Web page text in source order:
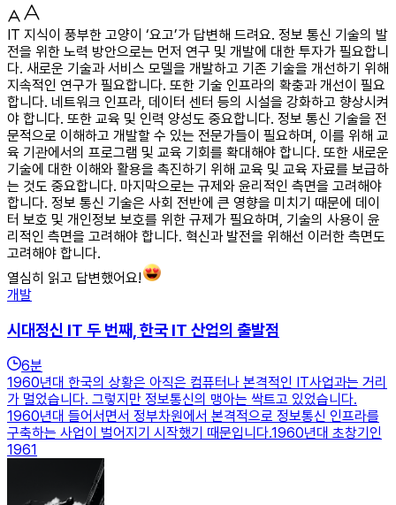
IT 지식이 풍부한 고양이 ‘요고’가 답변해 드려요. 정보 통신 기술의 발
전을 위한 노력 방안으로는 먼저 연구 및 개발에 대한 투자가 필요합니
다. 새로운 기술과 서비스 모델을 개발하고 기존 기술을 개선하기 위해
지속적인 연구가 필요합니다. 또한 기술 인프라의 확충과 개선이 필요
합니다. 네트워크 인프라, 데이터 센터 등의 시설을 강화하고 향상시켜
야 합니다. 또한 교육 및 인력 양성도 중요합니다. 정보 통신 기술을 전
문적으로 이해하고 개발할 수 있는 전문가들이 필요하며, 이를 위해 교
육 기관에서의 프로그램 및 교육 기회를 확대해야 합니다. 또한 새로운
기술에 대한 이해와 활용을 촉진하기 위해 교육 및 교육 자료를 보급하
는 것도 중요합니다. 마지막으로는 규제와 윤리적인 측면을 고려해야
합니다. 정보 통신 기술은 사회 전반에 큰 영향을 미치기 때문에 데이
터 보호 및 개인정보 보호를 위한 규제가 필요하며, 기술의 사용이 윤
리적인 측면을 고려해야 합니다. 혁신과 발전을 위해선 이러한 측면도
고려해야 합니다.
열심히 읽고 답변했어요!
개발
시대정신 IT 두 번째, 한국 IT 산업의 출발점
6분
1960년대 한국의 상황은 아직은 컴퓨터나 본격적인 IT사업과는 거리
가 멀었습니다. 그렇지만 정보통신의 맹아는 싹트고 있었습니다.
1960년대 들어서면서 정부차원에서 본격적으로 정보통신 인프라를
구축하는 사업이 벌어지기 시작했기 때문입니다.1960년대 초창기인
1961